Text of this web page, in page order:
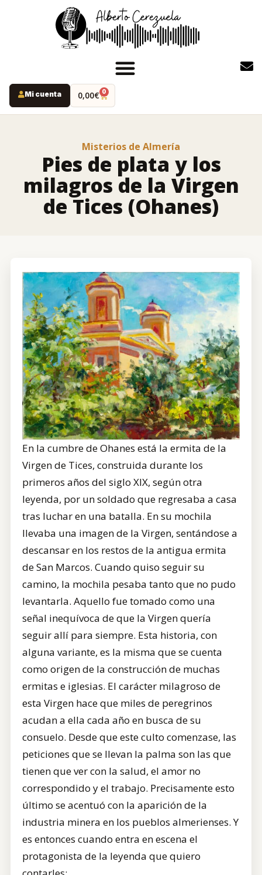
INICIO
INSTAGRAM
RUTAS MISTERIO
LIBROS
TIENDA
Mi cuenta 0,00€ 0
Misterios de Almería
Pies de plata y los
milagros de la Virgen
de Tices (Ohanes)
En la cumbre de Ohanes está la ermita de la
Virgen de Tices, construida durante los
primeros años del siglo XIX, según otra
leyenda, por un soldado que regresaba a casa
tras luchar en una batalla. En su mochila
llevaba una imagen de la Virgen, sentándose a
descansar en los restos de la antigua ermita
de San Marcos. Cuando quiso seguir su
camino, la mochila pesaba tanto que no pudo
levantarla. Aquello fue tomado como una
señal inequívoca de que la Virgen quería
seguir allí para siempre. Esta historia, con
alguna variante, es la misma que se cuenta
como origen de la construcción de muchas
ermitas e iglesias. El carácter milagroso de
esta Virgen hace que miles de peregrinos
acudan a ella cada año en busca de su
consuelo. Desde que este culto comenzase, las
peticiones que se llevan la palma son las que
tienen que ver con la salud, el amor no
correspondido y el trabajo. Precisamente esto
último se acentuó con la aparición de la
industria minera en los pueblos almerienses. Y
es entonces cuando entra en escena el
protagonista de la leyenda que quiero